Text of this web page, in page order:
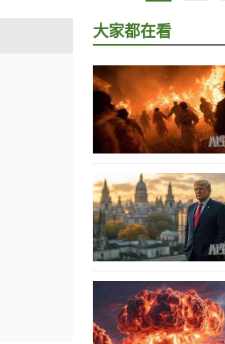
大家都在看